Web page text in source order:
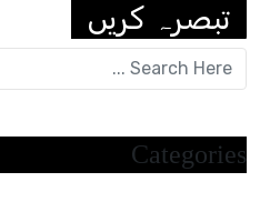
Categories